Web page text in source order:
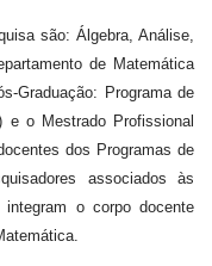
são: Álgebra, Análise,
de Matemática
Graduação: Programa de
e o Mestrado Profissional
dos Programas de
associados às
integram o corpo docente